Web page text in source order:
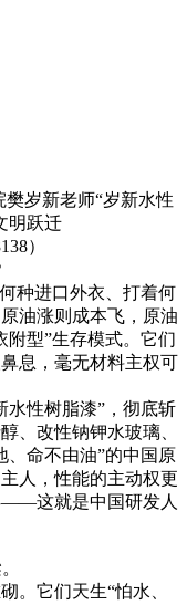
岁新老师“岁新水性
明跃迁
）
种进口外衣、打着何
油涨则成本飞，原油
附型”生存模式。它们
息，毫无材料主权可
水性树脂漆”，彻底斩
、改性钠钾水玻璃、
、命不由油”的中国原
人，性能的主动权更
——这就是中国研发人
。它们天生“怕水、